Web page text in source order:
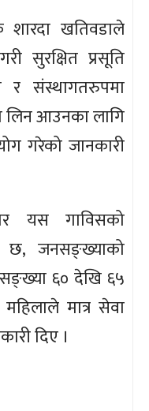
शारदा खतिवडाले
सुरक्षित प्रसूति
संस्थागतरुपमा
लिन आउनका लागि
गरेको जानकारी
यस गाविसको
छ, जनसङ्ख्याको
६० देखि ६५
मात्र सेवा
दिए ।